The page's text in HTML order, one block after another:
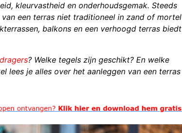
kleurvastheid en onderhoudsgemak. Steeds
een terras niet traditioneel in zand of mortel
balkons en een verhoogd terras biedt
? Welke tegels zijn geschikt? En welke
lees je alles over het aanleggen van een terras